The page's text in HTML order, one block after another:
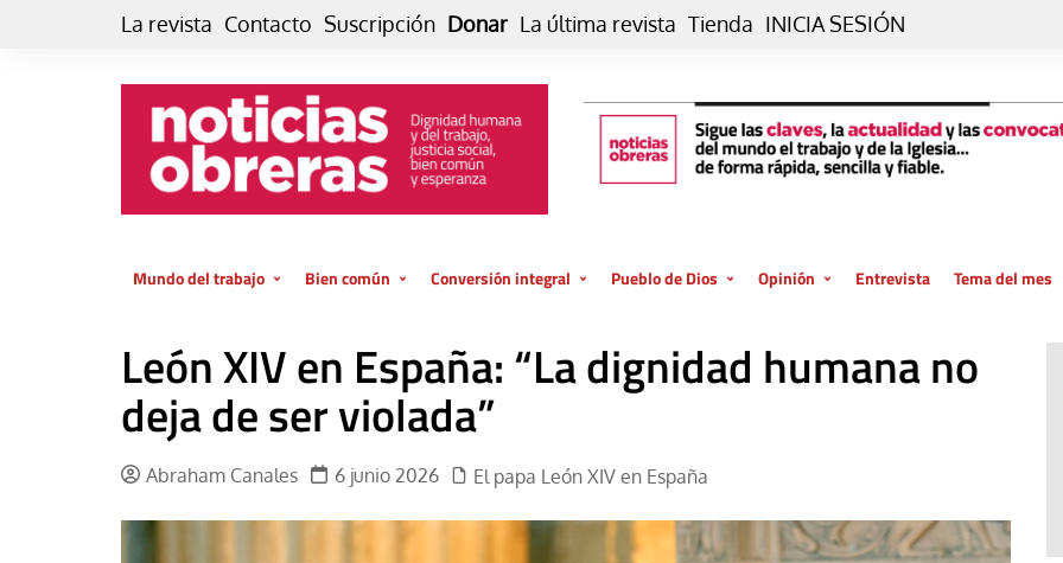
La revista Contacto Suscripción Donar La última revista Tienda INICIA SESIÓN
Mundo del trabajo
El trabajo es para la vida
GlobalizAcción
MMTC
Laboral
Bien común
Economía
Conversión integral
de vida… es posible
El cuidado de la creación
Experiencia
Cultura
Libro
Pueblo de Dios
La oración de cada día
El Evangelio en tu vida
El atrio
Opinión
Blog De paso…
Viñeta
Entrevista Tema del mes
León XIV en España: “La dignidad humana no
deja de ser violada”
Abraham Canales 6 junio 2026 El papa León XIV en España